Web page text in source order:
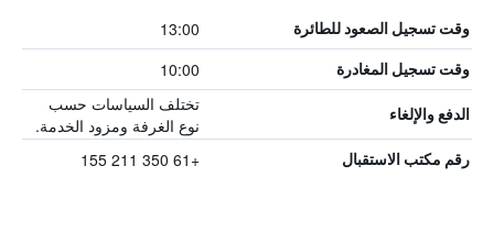
وقت تسجيل الصعود للطائرة 13:00
وقت تسجيل المغادرة 10:00
الدفع والإلغاء
تختلف السياسات حسب
نوع الغرفة ومزود الخدمة.
رقم مكتب الاستقبال +61 350 211 155